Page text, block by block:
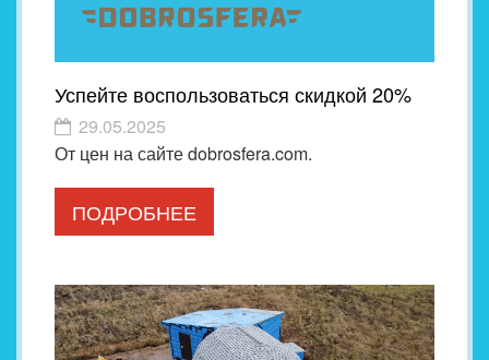
Успейте воспользоваться скидкой 20%
29.05.2025
От цен на сайте dobrosfera.com.
ПОДРОБНЕЕ